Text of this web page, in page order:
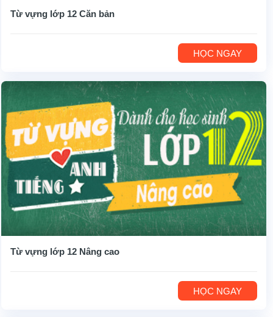
Từ vựng lớp 12 Căn bản
HỌC NGAY
Từ vựng lớp 12 Nâng cao
HỌC NGAY